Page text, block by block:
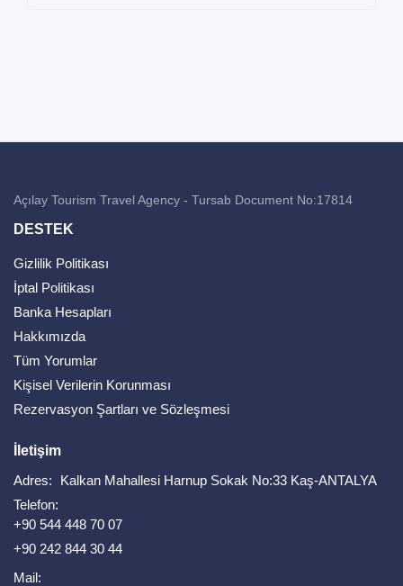
Açılay Tourism Travel Agency - Tursab Document No:17814
DESTEK
Gizlilik Politikası
İptal Politikası
Banka Hesapları
Hakkımızda
Tüm Yorumlar
Kişisel Verilerin Korunması
Rezervasyon Şartları ve Sözleşmesi
İletişim
Adres:
Kalkan Mahallesi Harnup Sokak No:33 Kaş-ANTALYA
Telefon:
+90 544 448 70 07
+90 242 844 30 44
Mail: